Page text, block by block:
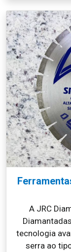
A JRC
tecnologia
serra ao